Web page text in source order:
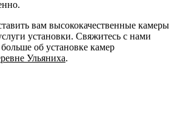
вам высококачественные камеры
установки. Свяжитесь с нами
об установке камер
Ульяниха.